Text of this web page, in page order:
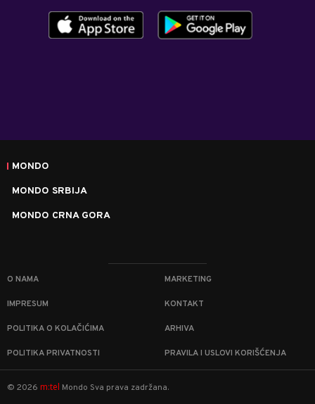
MONDO
MONDO SRBIJA
MONDO CRNA GORA
O NAMA MARKETING
IMPRESUM KONTAKT
POLITIKA O KOLAČIĆIMA ARHIVA
POLITIKA PRIVATNOSTI PRAVILA I USLOVI KORIŠĆENJA
© 2026 m:tel Mondo Sva prava zadržana.